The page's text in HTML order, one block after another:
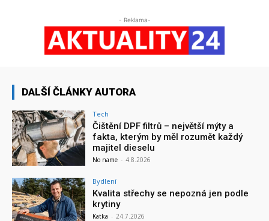
- Reklama-
DALŠÍ ČLÁNKY AUTORA
Tech
Čištění DPF filtrů – největší mýty a
fakta, kterým by měl rozumět každý
majitel dieselu
No name - 4.8.2026
Bydlení
Kvalita střechy se nepozná jen podle
krytiny
Katka - 24.7.2026